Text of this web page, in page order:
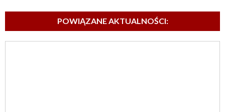
POWIĄZANE AKTUALNOŚCI: